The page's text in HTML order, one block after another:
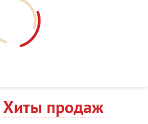
Хиты продаж